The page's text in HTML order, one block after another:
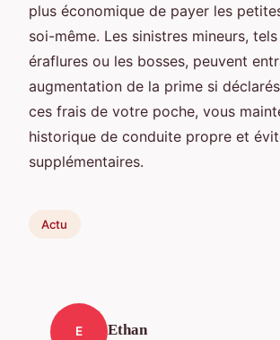
plus économique de payer les
soi-même. Les sinistres mineurs,
éraflures ou les bosses, peuvent
augmentation de la prime si
ces frais de votre poche, vous
historique de conduite propre et
supplémentaires.
Actu
E Ethan